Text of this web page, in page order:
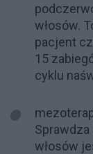
włosów.
pacjent
15
cyklu
włosów